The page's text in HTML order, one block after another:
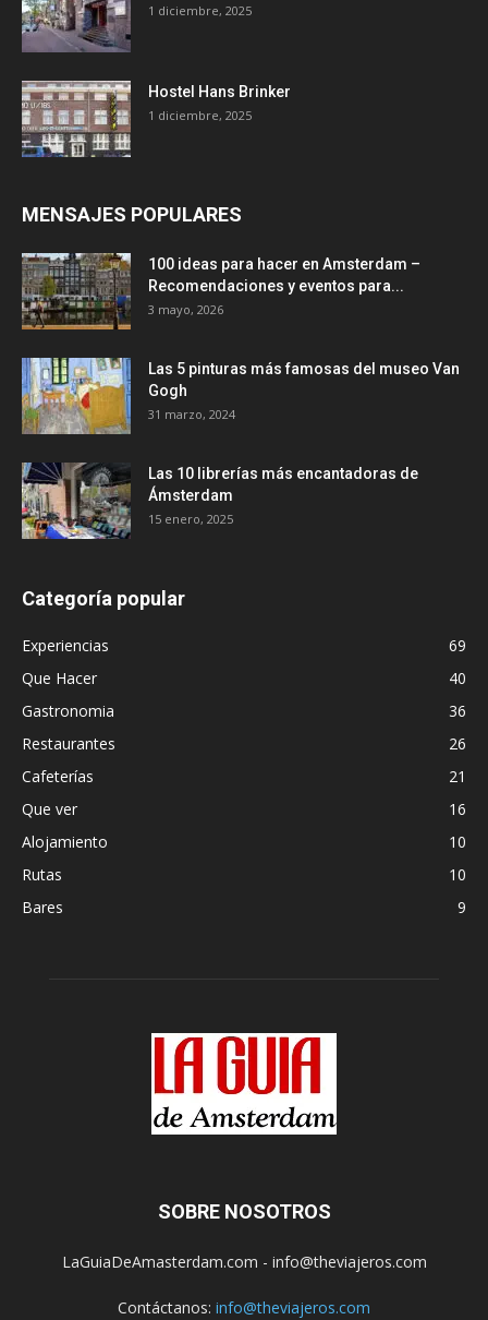
1 diciembre, 2025
Hostel Hans Brinker
1 diciembre, 2025
MENSAJES POPULARES
100 ideas para hacer en Amsterdam –
Recomendaciones y eventos para...
3 mayo, 2026
Las 5 pinturas más famosas del museo Van
Gogh
31 marzo, 2024
Las 10 librerías más encantadoras de
Ámsterdam
15 enero, 2025
Categoría popular
Experiencias
69
Que Hacer
40
Gastronomia
36
Restaurantes
26
Cafeterías
21
Que ver
16
Alojamiento
10
Rutas
10
Bares
9
SOBRE NOSOTROS
LaGuiaDeAmasterdam.com - info@theviajeros.com
Contáctanos: info@theviajeros.com